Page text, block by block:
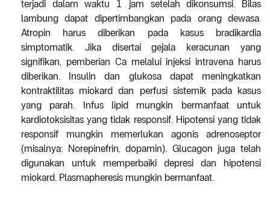
terjadi dalam waktu 1 jam setelah dikonsumsi. Bilas
lambung dapat dipertimbangkan pada orang dewasa.
Atropin harus diberikan pada kasus bradikardia
simptomatik. Jika disertai gejala keracunan yang
signifikan, pemberian Ca melalui injeksi intravena harus
diberikan. Insulin dan glukosa dapat meningkatkan
kontraktilitas miokard dan perfusi sistemik pada kasus
yang parah. Infus lipid mungkin bermanfaat untuk
kardiotoksisitas yang tidak responsif. Hipotensi yang tidak
responsif mungkin memerlukan agonis adrenoseptor
(misalnya: Norepinefrin, dopamin). Glucagon juga telah
digunakan untuk memperbaiki depresi dan hipotensi
miokard. Plasmapheresis mungkin bermanfaat.